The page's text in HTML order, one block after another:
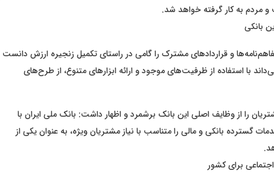
و مردم به‌ کار گرفته خواهد شد.
بانکی
و قراردادهای مشترک را گامی در راستای تکمیل زنجیره ارزش دانست
با استفاده از ظرفیت‌های موجود و ارائه ابزارهای متنوع، از طرح‌های
را از وظایف اصلی این بانک برشمرد و اظهار داشت: بانک ملی ایران با
گسترده بانکی و مالی را متناسب با نیاز مشتریان ویژه، به عنوان یکی از
برای کشور